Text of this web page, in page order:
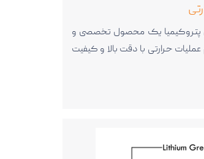
پتروکیمیا یک محصول تخصصی و
حرارتی با دقت بالا و کیفیت